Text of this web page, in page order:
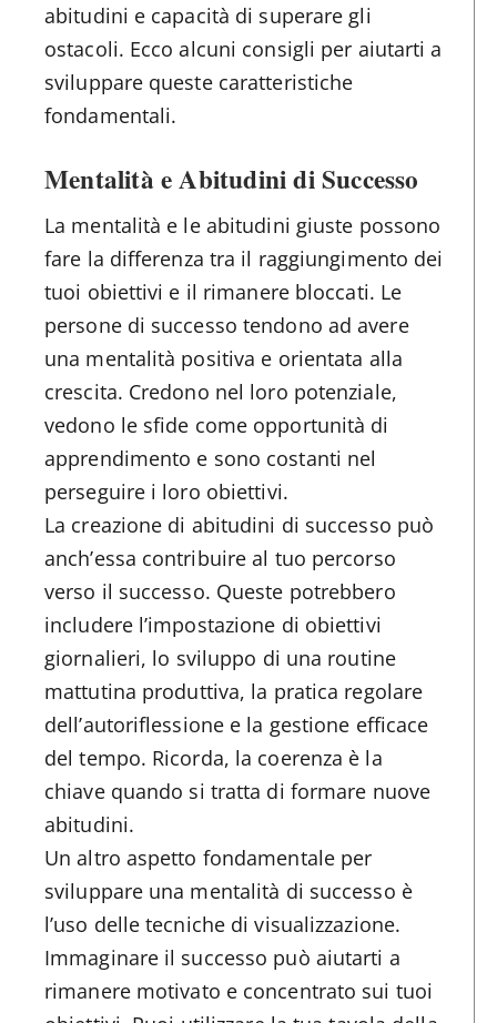
abitudini e capacità di superare gli
ostacoli. Ecco alcuni consigli per aiutarti a
sviluppare queste caratteristiche
fondamentali.
Mentalità e Abitudini di Successo
La mentalità e le abitudini giuste possono
fare la differenza tra il raggiungimento dei
tuoi obiettivi e il rimanere bloccati. Le
persone di successo tendono ad avere
una mentalità positiva e orientata alla
crescita. Credono nel loro potenziale,
vedono le sfide come opportunità di
apprendimento e sono costanti nel
perseguire i loro obiettivi.
La creazione di abitudini di successo può
anch’essa contribuire al tuo percorso
verso il successo. Queste potrebbero
includere l’impostazione di obiettivi
giornalieri, lo sviluppo di una routine
mattutina produttiva, la pratica regolare
dell’autoriflessione e la gestione efficace
del tempo. Ricorda, la coerenza è la
chiave quando si tratta di formare nuove
abitudini.
Un altro aspetto fondamentale per
sviluppare una mentalità di successo è
l’uso delle tecniche di visualizzazione.
Immaginare il successo può aiutarti a
rimanere motivato e concentrato sui tuoi